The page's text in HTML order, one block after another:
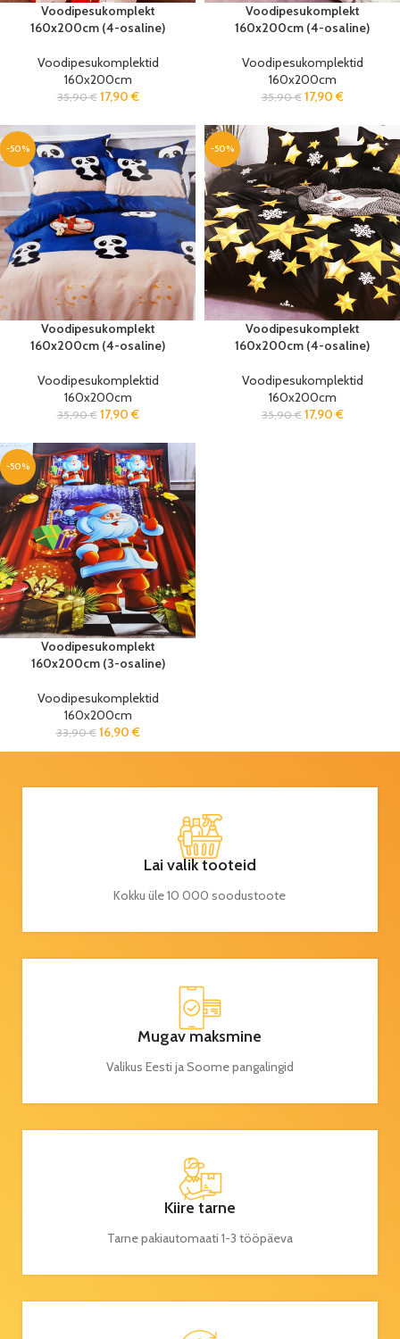
Voodipesukomplekt
160x200cm (4-osaline)
Voodipesukomplektid
160x200cm
35,90€ 17,90 €
Voodipesukomplekt
160x200cm (4-osaline)
Voodipesukomplektid
160x200cm
35,90€ 17,90 €
-50%
Voodipesukomplekt
160x200cm (4-osaline)
Voodipesukomplektid
160x200cm
35,90€ 17,90 €
-50%
Voodipesukomplekt
160x200cm (4-osaline)
Voodipesukomplektid
160x200cm
35,90€ 17,90 €
-50%
Voodipesukomplekt
160x200cm (3-osaline)
Voodipesukomplektid
160x200cm
33,90€ 16,90 €
Lai valik tooteid
Kokku üle 10 000 soodustoote
Mugav maksmine
Valikus Eesti ja Soome pangalingid
Kiire tarne
Tarne pakiautomaati 1-3 tööpäeva